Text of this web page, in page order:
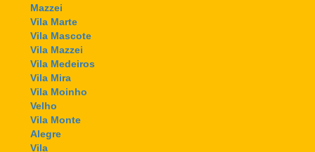
Mazzei
Vila Marte
Vila Mascote
Vila Mazzei
Vila Medeiros
Vila Mira
Vila Moinho
Velho
Vila Monte
Alegre
Vila